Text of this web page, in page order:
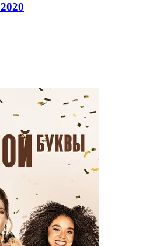
2020